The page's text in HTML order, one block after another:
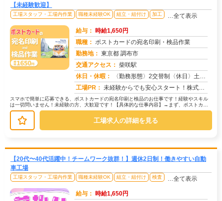
【未経験歓迎】
工場スタッフ・工場内作業 職種未経験OK 組立・組付け 加工 …全て表示
給与： 時給1,650円
職種： ポストカードの宛名印刷・検品作業
勤務地： 東京都 調布市
交通アクセス： 柴咲駅
休日・休暇：
〈勤務形態〉2交替制〈休日〉土日★ＧＷ★夏季休暇★冬季休暇★年末年始
工場PR： 未経験からでも安心スタート！株式会社京栄センターで新しい一歩を踏み出してみませんか？→ 応募から最短翌日勤務開始！...
スマホで簡単に応募できる、ポストカードの宛名印刷と検品のお仕事です！経験やスキル
は一切問いません！未経験の方、大歓迎です！【具体的な仕事内容】→まず、ポストカー
ドに宛名情報を印刷します。→次に、...
工場求人の詳細を見る
【20代〜40代活躍中！チームワーク抜群！】週休2日制！働きやすい自動
車工場
工場スタッフ・工場内作業 職種未経験OK 組立・組付け 検査 …全て表示
給与： 時給1,650円